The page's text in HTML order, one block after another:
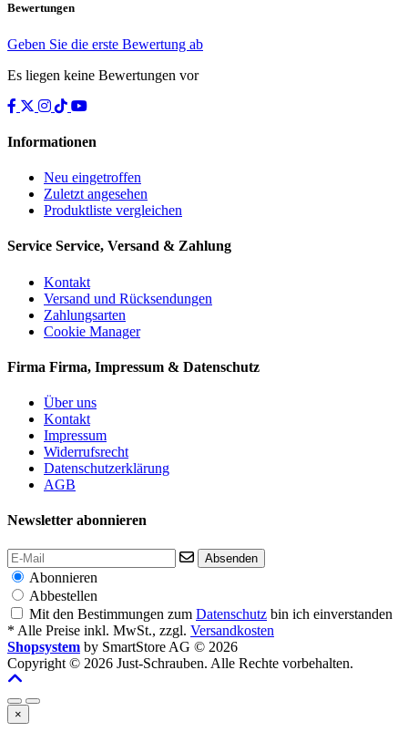
Bewertungen
Geben Sie die erste Bewertung ab
Es liegen keine Bewertungen vor
Informationen
Neu eingetroffen
Zuletzt angesehen
Produktliste vergleichen
Service Service, Versand & Zahlung
Kontakt
Versand und Rücksendungen
Zahlungsarten
Cookie Manager
Firma Firma, Impressum & Datenschutz
Über uns
Kontakt
Impressum
Widerrufsrecht
Datenschutzerklärung
AGB
Newsletter abonnieren
Absenden
Abonnieren
Abbestellen
Mit den Bestimmungen zum Datenschutz bin ich einverstanden
* Alle Preise inkl. MwSt., zzgl. Versandkosten
Shopsystem by SmartStore AG © 2026
Copyright © 2026 Just-Schrauben. Alle Rechte vorbehalten.
×